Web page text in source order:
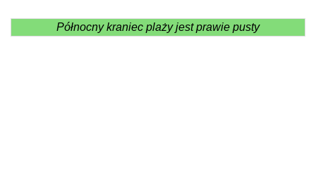
Północny kraniec plaży jest prawie pusty